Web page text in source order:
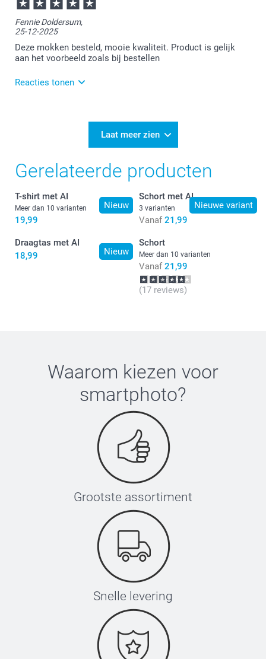
Bedankt voor je review. Wat fijn om te horen dat je
blij bent met de mok. Veel plezier er van!
Fennie Doldersum,
25-12-2025
Deze mokken besteld, mooie kwaliteit. Product is gelijk
aan het voorbeeld zoals bij bestellen
Reacties tonen
Bedankt voor je bericht.
bestelling.
Laat meer zien
Gerelateerde producten
Nieuw
T-shirt met AI
Meer dan 10 varianten
19,99
Nieuwe variant
Schort met AI
3 varianten
Vanaf 21,99
Nieuw
Draagtas met AI
18,99
Schort
Meer dan 10 varianten
Vanaf 21,99
(17 reviews)
Waarom kiezen voor
smartphoto?
Grootste assortiment
Snelle levering